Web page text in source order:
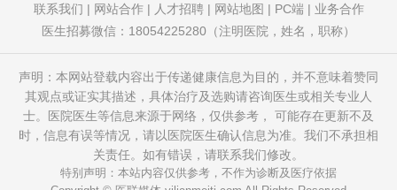
联系我们 | 网站合作| 人才招聘| 网站地图 | PC端| 业务合作
医生招募微信：18054225280（注明医院，姓名，职称）
声明：本网站登载内容出于传递健康信息为目的，并不意味着赞同
其观点或证实其描述，具体治疗及选购请咨询医生或相关专业人
士。医院医生等信息来源于网络，仅供参考， 可能存在更新不及
时，信息有误等情况，请以医院医生确认信息为准。我们不承担相
关责任。如有错误，请联系我们修改。
特别声明：本站内容仅供参考，不作为诊断及医疗依据